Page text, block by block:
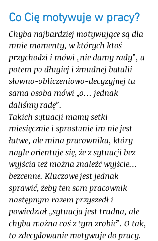
Co Cię motywuje w pracy?
Chyba najbardziej motywujące są dla
mnie momenty, w których ktoś
przychodzi i mówi „nie damy rady”, a
potem po długiej i żmudnej batalii
słowno-obliczeniowo-decyzyjnej ta
sama osoba mówi „o… jednak
daliśmy radę”.
Takich sytuacji mamy setki
miesięcznie i sprostanie im nie jest
łatwe, ale mina pracownika, który
nagle orientuje się, że z sytuacji bez
wyjścia też można znaleźć wyjście…
bezcenne. Kluczowe jest jednak
sprawić, żeby ten sam pracownik
następnym razem przyszedł i
powiedział „sytuacja jest trudna, ale
chyba można coś z tym zrobić”. O tak,
to zdecydowanie motywuje do pracy.